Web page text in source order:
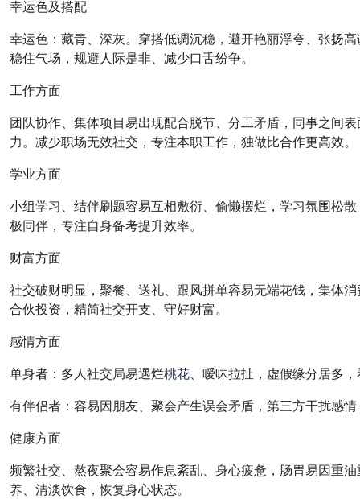
幸运色及搭配
幸运色：藏青、深灰。穿搭低调沉稳，避开艳丽浮夸、张扬
稳住气场，规避人际是非、减少口舌纷争。
工作方面
团队协作、集体项目易出现配合脱节、分工矛盾，同事之间
力。减少职场无效社交，专注本职工作，独做比合作更高效。
学业方面
小组学习、结伴刷题容易互相敷衍、偷懒摆烂，学习氛围松
极同伴，专注自身备考提升效率。
财富方面
社交破财明显，聚餐、送礼、跟风拼单容易无端花钱，集体
合伙投资，精简社交开支、守好财富。
感情方面
单身者：多人社交局易遇烂桃花、暧昧拉扯，虚假缘分居多
有伴侣者：容易因朋友、聚会产生误会矛盾，第三方干扰感
健康方面
频繁社交、熬夜聚会容易作息紊乱、身心疲惫，肠胃易因重
养、清淡饮食，恢复身心状态。